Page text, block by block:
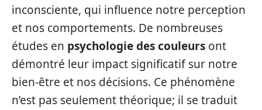
inconsciente, qui influence notre perception
et nos comportements. De nombreuses
études en psychologie des couleurs ont
démontré leur impact significatif sur notre
bien-être et nos décisions. Ce phénomène
n’est pas seulement théorique; il se traduit